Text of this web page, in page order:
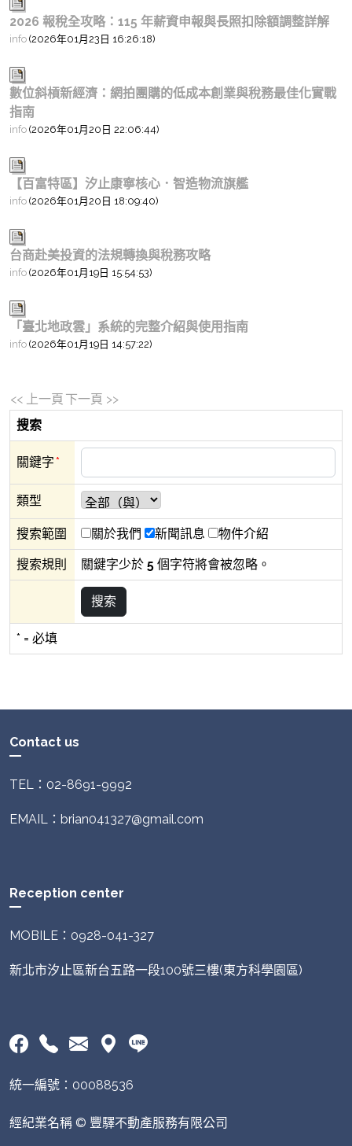
2026 報稅全攻略：115 年薪資申報與長照扣除額調整詳解
info (2026年01月23日 16:26:18)
數位斜槓新經濟：網拍團購的低成本創業與稅務最佳化實戰
指南
info (2026年01月20日 22:06:44)
【百富特區】汐止康寧核心．智造物流旗艦
info (2026年01月20日 18:09:40)
台商赴美投資的法規轉換與稅務攻略
info (2026年01月19日 15:54:53)
「臺北地政雲」系統的完整介紹與使用指南
info (2026年01月19日 14:57:22)
<< 上一頁 下一頁 >>
搜索
關鍵字*
類型
搜索範圍 關於我們 新聞訊息 物件介紹
搜索規則 關鍵字少於 5 個字符將會被忽略。
* = 必填
Contact us
TEL：02-8691-9992
EMAIL：brian041327@gmail.com
Reception center
MOBILE：0928-041-327
新北市汐止區新台五路一段100號三樓(東方科學園區)
統一編號：00088536
經紀業名稱 © 豐驛不動產服務有限公司